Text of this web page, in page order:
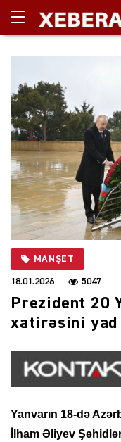
MANŞET
18.01.2026 5047
Prezident 20
xatirəsini yad
Yanvarın 18-də
İlham Əliyev